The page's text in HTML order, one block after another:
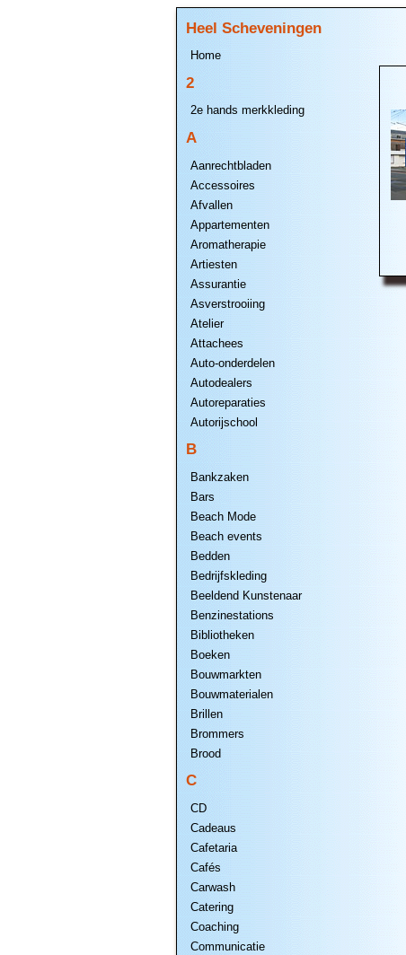
Heel Scheveningen
Home
2
2e hands merkkleding
A
Aanrechtbladen
Accessoires
Afvallen
Appartementen
Aromatherapie
Artiesten
Assurantie
Asverstrooiing
Atelier
Attachees
Auto-onderdelen
Autodealers
Autoreparaties
Autorijschool
B
Bankzaken
Bars
Beach Mode
Beach events
Bedden
Bedrijfskleding
Beeldend Kunstenaar
Benzinestations
Bibliotheken
Boeken
Bouwmarkten
Bouwmaterialen
Brillen
Brommers
Brood
C
CD
Cadeaus
Cafetaria
Cafés
Carwash
Catering
Coaching
Communicatie